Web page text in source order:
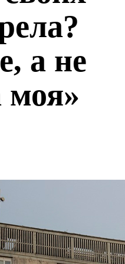
а не
моя»